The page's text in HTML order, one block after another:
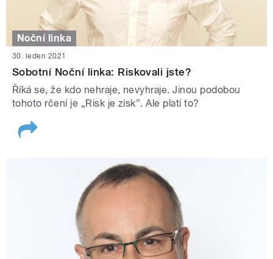
Noční linka
30. leden 2021
Sobotní Noční linka: Riskovali jste?
Říká se, že kdo nehraje, nevyhraje. Jinou podobou
tohoto rčení je „Risk je zisk”. Ale platí to?